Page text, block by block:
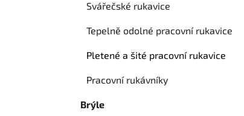
Svářečské rukavice
Tepelně odolné pracovní rukavice
Pletené a šité pracovní rukavice
Pracovní rukávníky
Brýle